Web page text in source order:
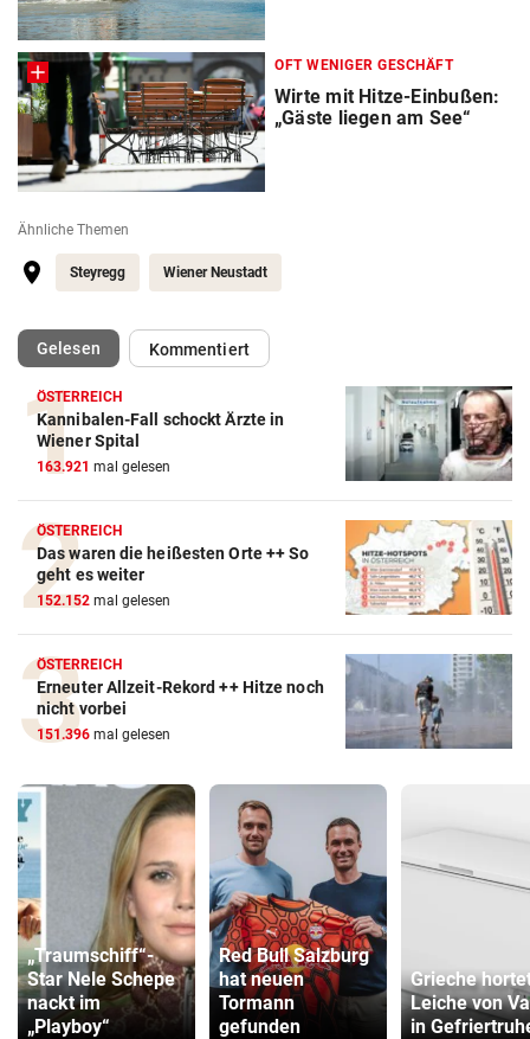
OFT WENIGER GESCHÄFT
Wirte mit Hitze-Einbußen:
„Gäste liegen am See“
Ähnliche Themen
Steyregg Wiener Neustadt
Gelesen(ausgewählt)Kommentiert
ÖSTERREICH
Kannibalen-Fall schockt Ärzte in
Wiener Spital
163.921 mal gelesen
ÖSTERREICH
Das waren die heißesten Orte ++ So
geht es weiter
152.152 mal gelesen
ÖSTERREICH
Erneuter Allzeit-Rekord ++ Hitze noch
nicht vorbei
151.396 mal gelesen
„Traumschiff“-
Star Nele Schepe
nackt im
„Playboy“
Red Bull Salzburg
hat neuen
Tormann
gefunden
Grieche
Leiche von
in